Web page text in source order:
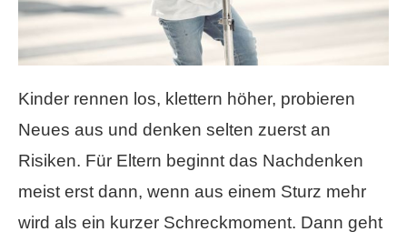
Kinder rennen los, klettern höher, probieren
Neues aus und denken selten zuerst an
Risiken. Für Eltern beginnt das Nachdenken
meist erst dann, wenn aus einem Sturz mehr
wird als ein kurzer Schreckmoment. Dann geht